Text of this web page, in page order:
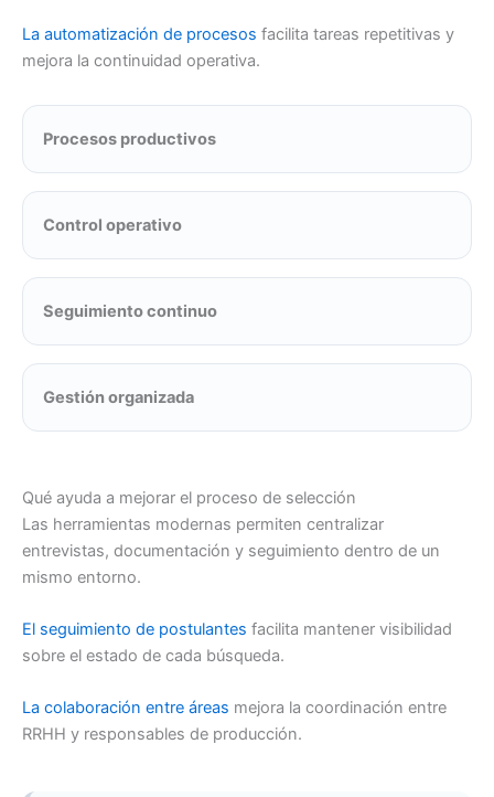
La automatización de procesos facilita tareas repetitivas y
mejora la continuidad operativa.
Procesos productivos
Control operativo
Seguimiento continuo
Gestión organizada
Qué ayuda a mejorar el proceso de selección
Las herramientas modernas permiten centralizar
entrevistas, documentación y seguimiento dentro de un
mismo entorno.
El seguimiento de postulantes facilita mantener visibilidad
sobre el estado de cada búsqueda.
La colaboración entre áreas mejora la coordinación entre
RRHH y responsables de producción.